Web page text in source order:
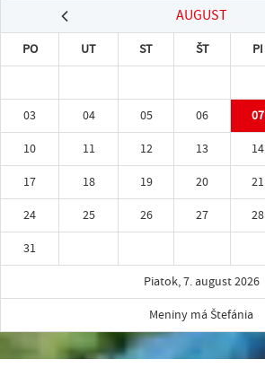
AUGUST
PO UT ST ŠT PI
03
04 05 06 07
10
11 12 13 14
17
18 19 20 21
24
25 26 27 28
31
Piatok, 7. august 2026
Meniny má Štefánia